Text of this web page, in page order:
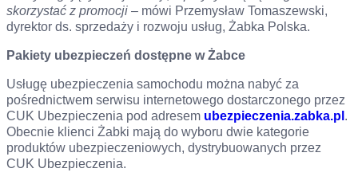
skorzystać z promocji – mówi Przemysław Tomaszewski,
dyrektor ds. sprzedaży i rozwoju usług, Żabka Polska.
Pakiety ubezpieczeń dostępne w Żabce
Usługę ubezpieczenia samochodu można nabyć za
pośrednictwem serwisu internetowego dostarczonego przez
CUK Ubezpieczenia pod adresem ubezpieczenia.zabka.pl .
Obecnie klienci Żabki mają do wyboru dwie kategorie
produktów ubezpieczeniowych, dystrybuowanych przez
CUK Ubezpieczenia.